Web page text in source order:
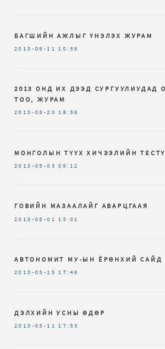
БАГШИЙН АЖЛЫГ ҮНЭЛЭХ ЖУРАМ
2013-09-11 10:59
2013 ОНД ИХ ДЭЭД СУРГУУЛИУДАД
ТОО, ЖУРАМ
2013-05-20 18:56
МОНГОЛЫН ТҮҮХ ХИЧЭЭЛИЙН
2013-05-03 09:12
ГОВИЙН МАЗААЛАЙГ АВАРЦГААЯ
2013-05-01 13:01
АВТОНОМИТ МУ-ЫН ЁРӨНХИЙ САЙД
2013-03-15 17:46
ДЭЛХИЙН УСНЫ ӨДӨР
2013-03-11 17:53